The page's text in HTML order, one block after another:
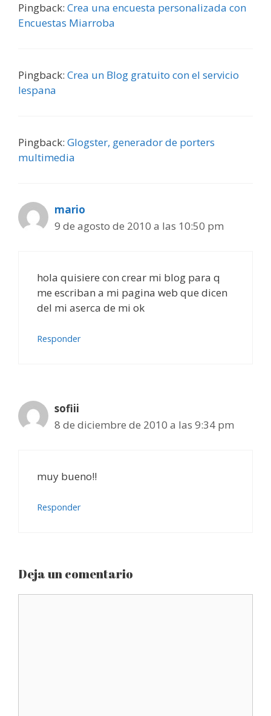
Pingback: Crea una encuesta personalizada con
Encuestas Miarroba
Pingback: Crea un Blog gratuito con el servicio
Iespana
Pingback: Glogster, generador de porters
multimedia
mario
9 de agosto de 2010 a las 10:50 pm
hola quisiere con crear mi blog para q
me escriban a mi pagina web que dicen
del mi aserca de mi ok
Responder
sofiii
8 de diciembre de 2010 a las 9:34 pm
muy bueno!!
Responder
Deja un comentario